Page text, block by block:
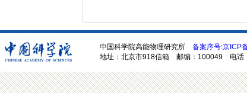
中国科学院高能物理研究所 备案序号:京ICP
地址：北京市918信箱 邮编：100049 电话